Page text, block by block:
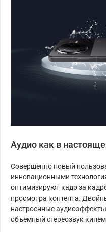
Аудио как в
Совершенно новый
инновационными
оптимизируют кадр за
просмотра контента.
настроенные
объемный стереозвук